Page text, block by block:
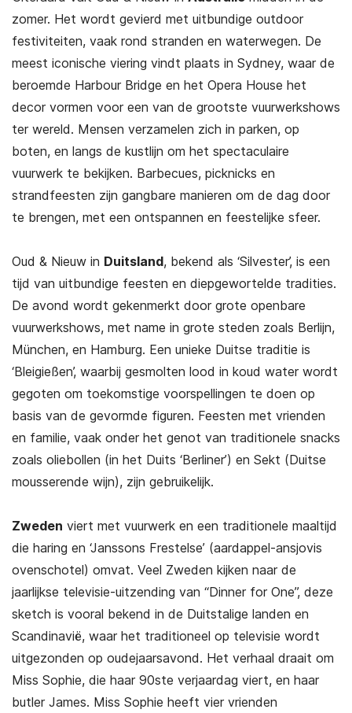
zomer. Het wordt gevierd met uitbundige outdoor
festiviteiten, vaak rond stranden en waterwegen. De
meest iconische viering vindt plaats in Sydney, waar de
beroemde Harbour Bridge en het Opera House het
decor vormen voor een van de grootste vuurwerkshows
ter wereld. Mensen verzamelen zich in parken, op
boten, en langs de kustlijn om het spectaculaire
vuurwerk te bekijken. Barbecues, picknicks en
strandfeesten zijn gangbare manieren om de dag door
te brengen, met een ontspannen en feestelijke sfeer.
Oud & Nieuw in Duitsland, bekend als ‘Silvester’, is een
tijd van uitbundige feesten en diepgewortelde tradities.
De avond wordt gekenmerkt door grote openbare
vuurwerkshows, met name in grote steden zoals Berlijn,
München, en Hamburg. Een unieke Duitse traditie is
‘Bleigießen’, waarbij gesmolten lood in koud water wordt
gegoten om toekomstige voorspellingen te doen op
basis van de gevormde figuren. Feesten met vrienden
en familie, vaak onder het genot van traditionele snacks
zoals oliebollen (in het Duits ‘Berliner’) en Sekt (Duitse
mousserende wijn), zijn gebruikelijk.
Zweden viert met vuurwerk en een traditionele maaltijd
die haring en ‘Janssons Frestelse’ (aardappel-ansjovis
ovenschotel) omvat. Veel Zweden kijken naar de
jaarlijkse televisie-uitzending van “Dinner for One”, deze
sketch is vooral bekend in de Duitstalige landen en
Scandinavië, waar het traditioneel op televisie wordt
uitgezonden op oudejaarsavond. Het verhaal draait om
Miss Sophie, die haar 90ste verjaardag viert, en haar
butler James. Miss Sophie heeft vier vrienden